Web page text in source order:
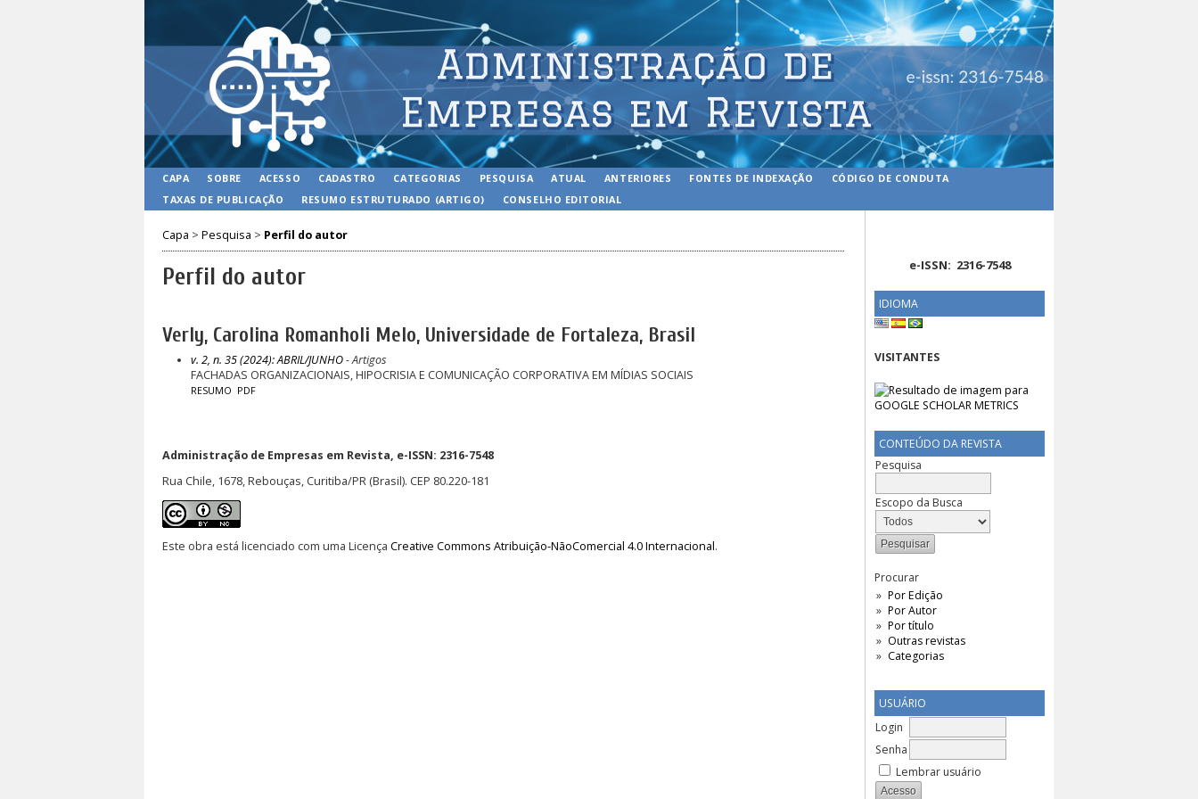
e-ISSN: 2316-7548
IDIOMA
VISITANTES
CONTEÚDO DA REVISTA
Pesquisa
Escopo da Busca
Procurar
Por Edição
Por Autor
Por título
Outras revistas
Categorias
USUÁRIO
Login
Senha
Lembrar usuário
CAPA SOBRE ACESSO CADASTRO CATEGORIAS PESQUISA ATUAL ANTERIORES FONTES DE INDEXAÇÃO
CÓDIGO DE CONDUTA
TAXAS DE PUBLICAÇÃO
RESUMO ESTRUTURADO (ARTIGO) CONSELHO EDITORIAL
Capa > Pesquisa > Perfil do autor
Perfil do autor
Verly, Carolina Romanholi Melo, Universidade de Fortaleza, Brasil
v. 2, n. 35 (2024): ABRIL/JUNHO- Artigos
FACHADAS ORGANIZACIONAIS, HIPOCRISIA E COMUNICAÇÃO CORPORATIVA EM MÍDIAS SOCIAIS
RESUMO PDF
Administração de Empresas em Revista, e-ISSN: 2316-7548
Rua Chile, 1678, Rebouças, Curitiba/PR (Brasil). CEP 80.220-181
Este obra está licenciado com uma Licença Creative Commons Atribuição-NãoComercial 4.0 Internacional.